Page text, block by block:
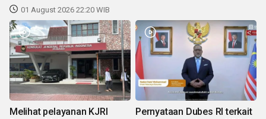
01 August 2026 22:20 WIB
Melihat pelayanan KJRI
Pernyataan Dubes RI terkait